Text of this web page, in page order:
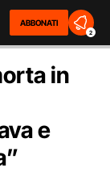
ABBONATI
2
in
e